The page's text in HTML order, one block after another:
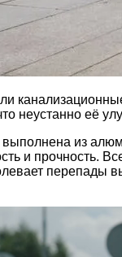
неустанно её
из
и
перепады